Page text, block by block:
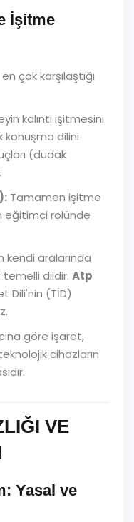
İşitme
çok karşılaştığı
kalıntı işitmesini
konuşma dilini
(dudak
Tamamen işitme
eğitimci rolünde
kendi aralarında
dildir. Atp
Dili'nin (TİD)
göre işaret,
cihazların
VE
Yasal ve